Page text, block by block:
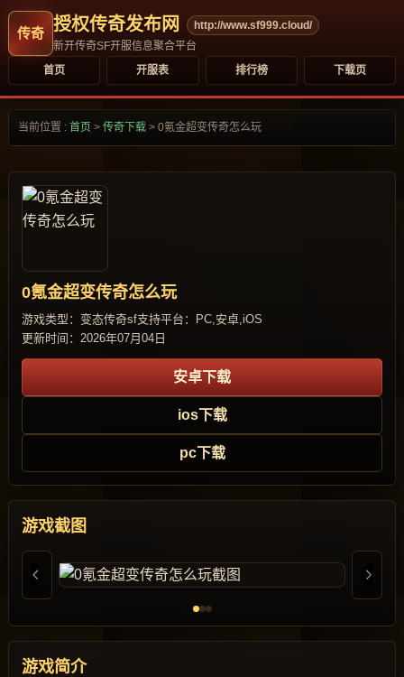
授权传奇发布网
http://www.sf999.cloud/
新开传奇SF开服信息聚合平台
首页
开服表 排行榜 下载页
当前位置 : 首页 > 传奇下载 > 0氪金超变传奇怎么玩
0氪金超变传奇怎么玩
游戏类型：变态传奇sf支持平台：PC,安卓,iOS
更新时间：2026年07月04日
安卓下载
ios下载
pc下载
游戏截图
游戏简介